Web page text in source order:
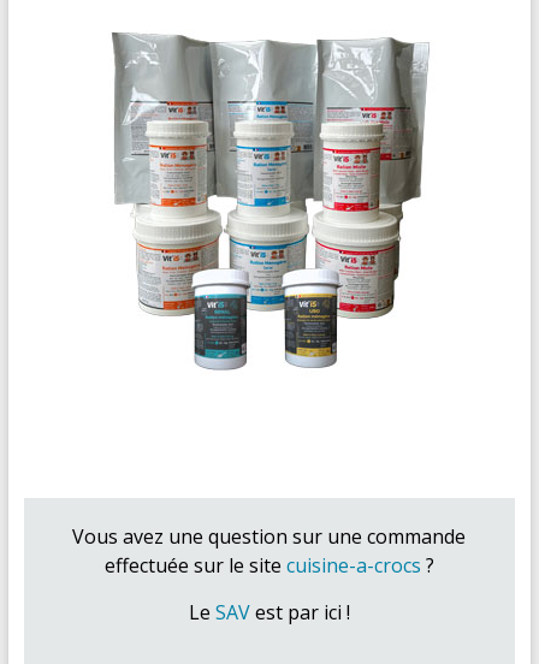
Vous avez une question sur une commande
effectuée sur le site cuisine-a-crocs ?
Le SAVest par ici !